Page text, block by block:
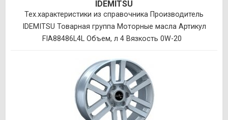
IDEMITSU
Тех.характеристики из справочника Производитель
IDEMITSU Товарная группа Моторные масла Артикул
FIA88486L4L Объем, л 4 Вязкость 0W-20